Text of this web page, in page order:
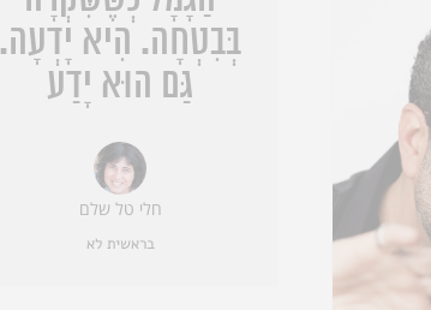
בְּבִטְחָה. הִיא יָדְעָה.
גַּם הוּא יָדַע
חלי טל שלם
בראשית לא